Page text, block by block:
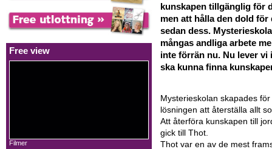
Free view
Filmer
kunskapen tillgänglig för
men att hålla den dold
sedan dess.
mångas andliga arbete
inte förrän nu. Nu lever vi
ska kunna finna
Mysterieskolan skapades
lösningen att återställa allt
Att återföra kunskapen till
gick till Thot.
Thot var en av de mest